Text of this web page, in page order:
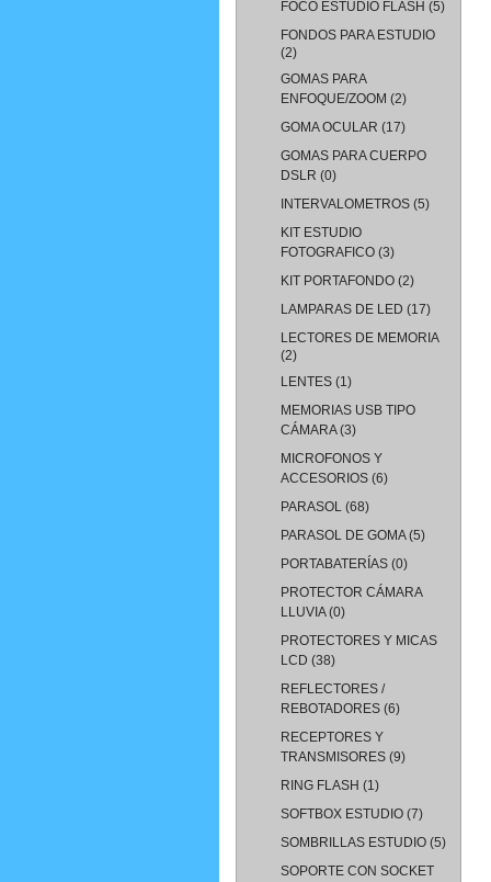
FOCO ESTUDIO FLASH (5)
FONDOS PARA ESTUDIO
(2)
GOMAS PARA
ENFOQUE/ZOOM (2)
GOMA OCULAR (17)
GOMAS PARA CUERPO
DSLR (0)
INTERVALOMETROS (5)
KIT ESTUDIO
FOTOGRAFICO (3)
KIT PORTAFONDO (2)
LAMPARAS DE LED (17)
LECTORES DE MEMORIA
(2)
LENTES (1)
MEMORIAS USB TIPO
CÁMARA(3)
MICROFONOS Y
ACCESORIOS (6)
PARASOL (68)
PARASOL DE GOMA(5)
PORTABATERÍAS (0)
PROTECTOR CÁMARA
LLUVIA(0)
PROTECTORES Y MICAS
LCD (38)
REFLECTORES /
REBOTADORES (6)
RECEPTORES Y
TRANSMISORES (9)
RING FLASH (1)
SOFTBOX ESTUDIO (7)
SOMBRILLAS ESTUDIO (5)
SOPORTE CON SOCKET